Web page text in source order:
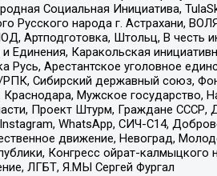
Социальная Инициатива,
Русского народа г. Астрахани,
Артподготовка, Штольц, В
Каракольская
Русь, Арестантское уголовное
РПК, Сибирский державный союз,
Мужское
Проект Штурм, Граждане СССР,
WhatsApp, СИЧ-С14,
движение, Невоград,
Конгресс ойрат-
ЛГБТ, Я.МЫ Сергей Фургал